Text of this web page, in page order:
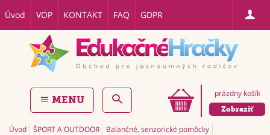
Úvod VOP KONTAKT FAQ GDPR
prázdny košík
Zobraziť
MENU
Úvod ŠPORT A OUTDOOR
Balančné, senzorické pomôcky